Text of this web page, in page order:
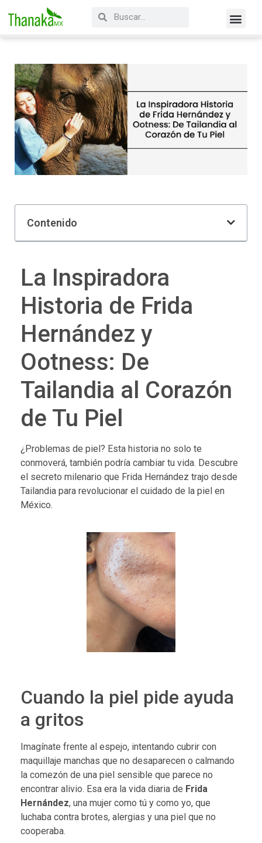
Contenido
La Inspiradora
Historia de Frida
Hernández y
Ootness: De
Tailandia al Corazón
de Tu Piel
¿Problemas de piel? Esta historia no solo te
conmoverá, también podría cambiar tu vida. Descubre
el secreto milenario que Frida Hernández trajo desde
Tailandia para revolucionar el cuidado de la piel en
México.
Cuando la piel pide ayuda
a gritos
Imagínate frente al espejo, intentando cubrir con
maquillaje manchas que no desaparecen o calmando
la comezón de una piel sensible que parece no
encontrar alivio. Esa era la vida diaria de Frida
Hernández, una mujer como tú y como yo, que
luchaba contra brotes, alergias y una piel que no
cooperaba.